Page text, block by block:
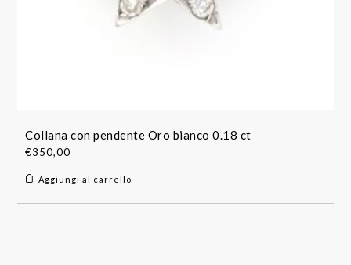
Collana con pendente Oro bianco 0.18 ct
€350,00
Aggiungi al carrello